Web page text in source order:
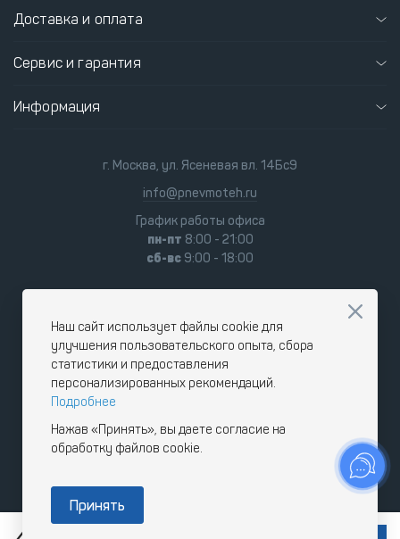
Доставка и оплата
Сервис и гарантия
Информация
г. Москва, ул. Ясеневая вл. 14Бс9
info@pnevmoteh.ru
График работы офиса
пн-пт 8:00 - 21:00
сб-вс 9:00 - 18:00
Наш сайт использует файлы cookie для
улучшения пользовательского опыта, сбора
статистики и предоставления
персонализированных рекомендаций.
Подробнее
Нажав «Принять», вы даете согласие на
обработку файлов cookie.
Принять